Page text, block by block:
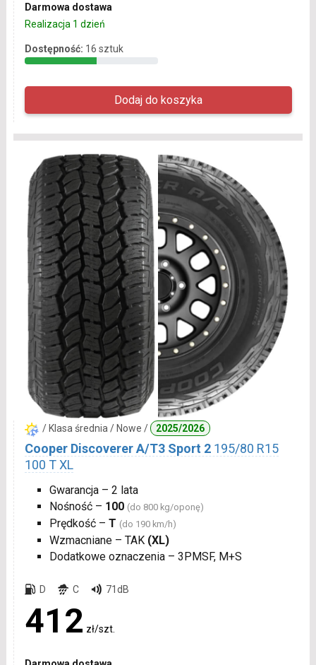
Darmowa dostawa
Realizacja 1 dzień
Dostępność: 16 sztuk
/ Klasa średnia / Nowe / 2025/2026
Cooper Discoverer A/T3 Sport 2 195/80 R15
100 T XL
Gwarancja – 2 lata
Nośność – 100 (do 800 kg/oponę)
Prędkość – T (do 190 km/h)
Wzmacniane – TAK (XL)
Dodatkowe oznaczenia – 3PMSF, M+S
D C 71dB
412 zł/szt.